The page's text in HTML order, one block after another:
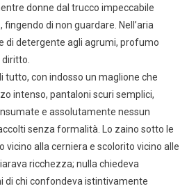
donne dal trucco impeccabile
di non guardare. Nell’aria
di detergente agli agrumi, profumo
diritto.
tutto, con indosso un maglione che
intenso, pantaloni scuri semplici,
e assolutamente nessun
senza formalità. Lo zaino sotto le
vicino alla cerniera e scolorito vicino alle
ricchezza; nulla chiedeva
di chi confondeva istintivamente